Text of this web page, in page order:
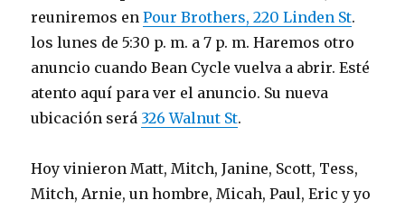
reuniremos enPour Brothers, 220 Linden St.
los lunes de 5:30 p. m. a 7 p. m. Haremos otro
anuncio cuando Bean Cycle vuelva a abrir. Esté
atento aquí para ver el anuncio. Su nueva
ubicación será 326 Walnut St.
Hoy vinieron Matt, Mitch, Janine, Scott, Tess,
Mitch, Arnie, un hombre, Micah, Paul, Eric y yo